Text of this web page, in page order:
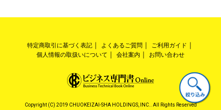
特定商取引に基づく表記 よくあるご質問
ご利用ガイド
個人情報の取扱いについて
会社案内 お問い合わせ
Copyright (C) 2019 CHUOKEIZAI-SHA HOLDINGS, INC.. All Rights Reserved